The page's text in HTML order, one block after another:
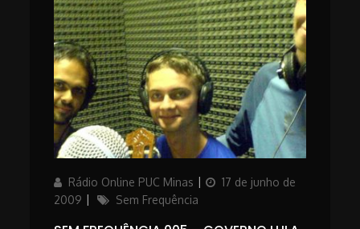
AuthorRádio Online PUC Minas
Posted
17 de junho de
2009
Categories
Sem Frequência